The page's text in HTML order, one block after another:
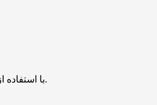
با استفاده از روش‌های زیر می‌توانید این صفحه را با دوستان خود به اشتراک بگذارید.